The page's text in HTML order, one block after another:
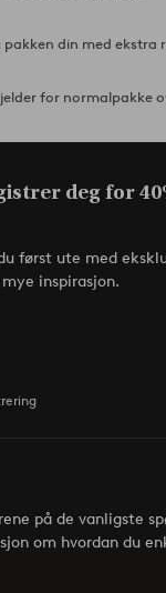
pakken din med ekstra
for normalpakke
deg for
først ute med
inspirasjon.
på de vanligste
om hvordan du